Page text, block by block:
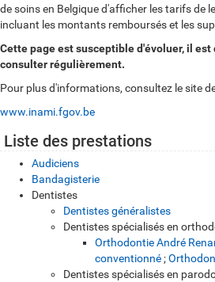
de soins en Belgique d'afficher les tarifs de
incluant les montants remboursés et les
Cette page est susceptible d'évoluer, il est
consulter régulièrement.
Pour plus d'informations, consultez le site
www.inami.fgov.be
Liste des prestations
Audiciens
Bandagisterie
Dentistes
Dentistes généralistes
Dentistes spécialisés en
Orthodontie André
conventionné;
Dentistes spécialisés en